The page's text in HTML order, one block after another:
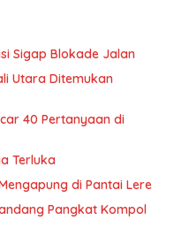
Sigap Blokade Jalan
Utara Ditemukan
40 Pertanyaan di
Terluka
di Pantai Lere
Pangkat Kompol